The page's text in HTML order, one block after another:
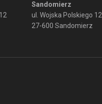
Sandomierz
ul. Wojska Polskiego 12
27-600 Sandomierz